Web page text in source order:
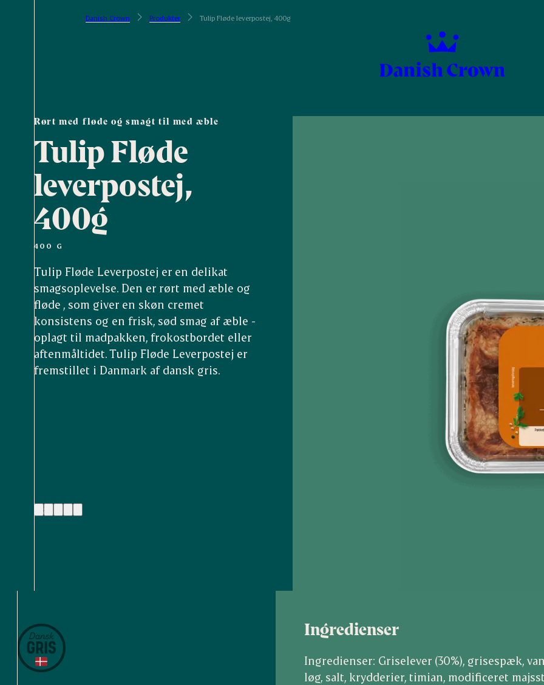
Danish Crown Produkter Tulip Fløde leverpostej, 400g
Rørt med fløde og smagt til med æble
Tulip Fløde
leverpostej,
400g
400 G
Tulip Fløde Leverpostej er en delikat
smagsoplevelse. Den er rørt med æble og
fløde , som giver en skøn cremet
konsistens og en frisk, sød smag af æble -
oplagt til madpakken, frokostbordet eller
aftenmåltidet. Tulip Fløde Leverpostej er
fremstillet i Danmark af dansk gris.
(2)
Ingredienser
Ingredienser: Griselever (30%), grisespæk,
løg, salt, krydderier, timian, modificeret